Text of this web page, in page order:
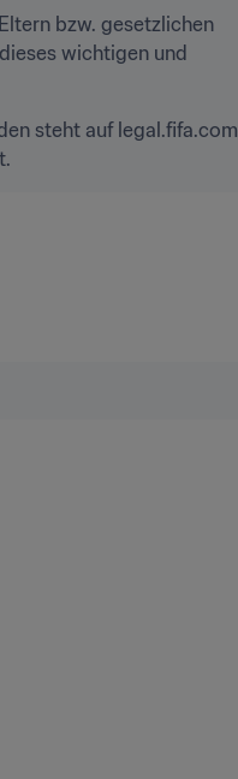
bzw. gesetzlichen
wichtigen und
steht auf legal.fifa.com